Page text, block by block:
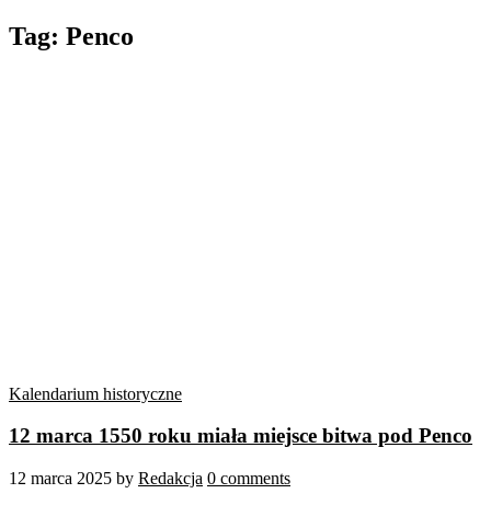
Tag: Penco
Kalendarium historyczne
12 marca 1550 roku miała miejsce bitwa pod Penco
12 marca 2025 by Redakcja 0 comments